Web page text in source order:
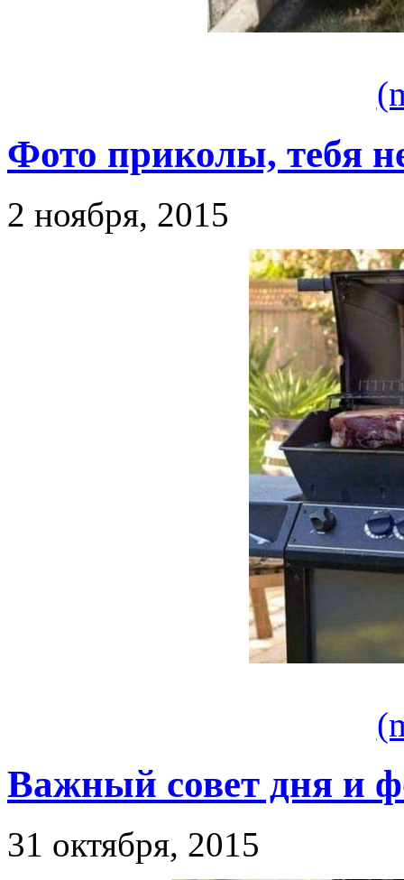
Фото приколы, тебя
2 ноября, 2015
Важный совет дня и
31 октября, 2015